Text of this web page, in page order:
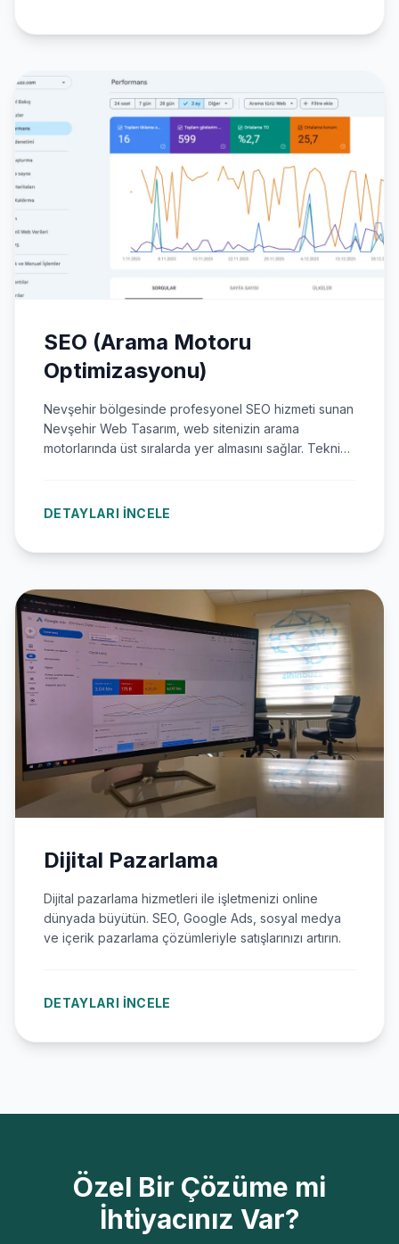
SEO (Arama Motoru
Optimizasyonu)
Nevşehir bölgesinde profesyonel SEO hizmeti sunan
Nevşehir Web Tasarım, web sitenizin arama
motorlarında üst sıralarda yer almasını sağlar. Teknik
önüne geçin. Deneyimli ekibimizle ölçülebilir
DETAYLARI İNCELE
Dijital Pazarlama
Dijital pazarlama hizmetleri ile işletmenizi online
dünyada büyütün. SEO, Google Ads, sosyal medya
ve içerik pazarlama çözümleriyle satışlarınızı artırın.
DETAYLARI İNCELE
Özel Bir Çözüme mi
İhtiyacınız Var?